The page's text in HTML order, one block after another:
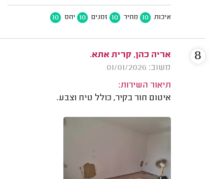
איכות 10 מחיר 10 זמנים 10 יחס 10
אריה כהן, קרית אתא.
משוב: 01/01/2026
תיאור השירות:
איטום חור בקיר, כולל טיח וצבע.
8